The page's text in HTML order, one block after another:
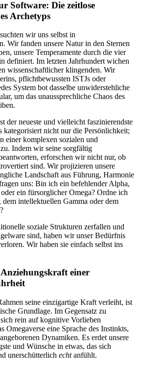
Software: Die zeitlose
Archetyps
wir uns selbst in
Wir fanden unsere Natur in den Sternen
unsere Temperamente durch die vier
definiert. Im letzten Jahrhundert wichen
wissenschaftlicher klingenden. Wir
pflichtbewussten ISTJs oder
System bot dasselbe unwiderstehliche
um das unaussprechliche Chaos des
der neueste und vielleicht faszinierendste
kategorisiert nicht nur die Persönlichkeit;
einer komplexen sozialen und
Indem wir seine sorgfältig
erforschen wir nicht nur, ob
sind. Wir projizieren unsere
Landschaft aus Führung, Harmonie
uns: Bin ich ein befehlender Alpha,
ein fürsorglicher Omega? Ordne ich
intellektuellen Gamma oder dem
soziale Strukturen zerfallen und
sind, haben wir unser Bedürfnis
Wir haben sie einfach selbst ins
einer
seine einzigartige Kraft verleiht, ist
Grundlage. Im Gegensatz zu
rein auf kognitive Vorlieben
Omegaverse eine Sprache des Instinkts,
Dynamiken. Es erdet unsere
und Wünsche in etwas, das sich
unerschütterlich echtanfühlt.